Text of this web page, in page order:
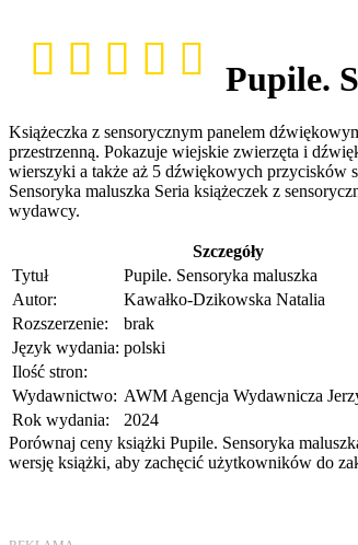
Pupile.
Książeczka z sensorycznym panelem
przestrzenną. Pokazuje wiejskie zwierzęta i
wierszyki a także aż 5 dźwiękowych przycisków
Sensoryka maluszka Seria książeczek z
wydawcy.
Szczegóły
Tytuł
Pupile. Sensoryka maluszka
Autor:
Kawałko-Dzikowska Natalia
Rozszerzenie:
brak
Język wydania: polski
Ilość stron:
Wydawnictwo: AWM Agencja Wydawnicza
Rok wydania:
2024
Porównaj ceny książki Pupile. Sensoryka
wersję książki, aby zachęcić użytkowników do